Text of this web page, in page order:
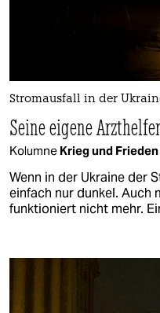
Stromausfall in der
Seine eigene
Kolumne Krieg und Frieden
Wenn in der Ukraine der
einfach nur dunkel. Auch
funktioniert nicht mehr.